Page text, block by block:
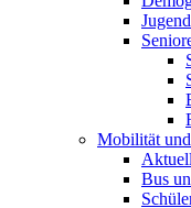
Mobilität
Bus